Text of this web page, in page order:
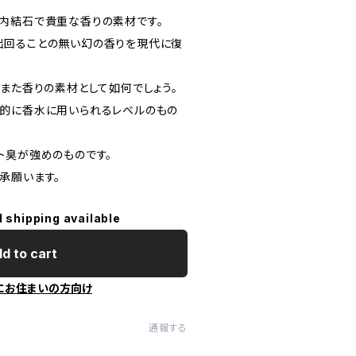
結石で貴重な香りの素材です。
ることの無い幻の香りを現代に復
た香りの素材として如何でしょう。
に香水に用いられるレベルのもの
が強めのものです。
願います。
shipping available
to cart
お住まいの方向け
通報する